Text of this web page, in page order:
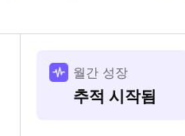
월간 성장
추적 시작됨